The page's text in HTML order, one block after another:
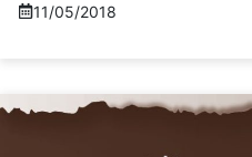
11/05/2018